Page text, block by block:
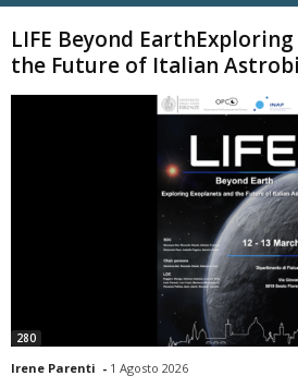
LIFE Beyond
the Future of Italian
280
Irene Parenti - 1 Agosto 2026